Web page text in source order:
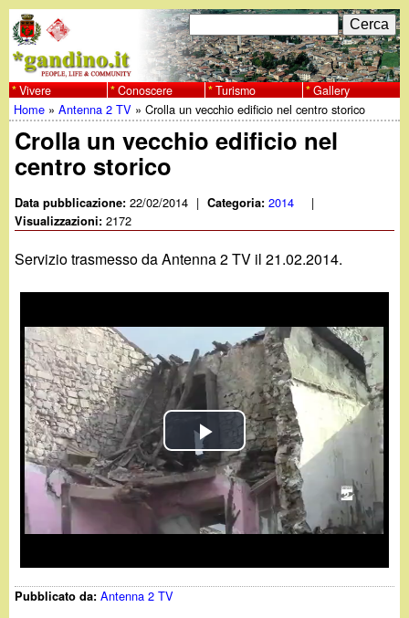
al
contenuto
principale
w
w
w
.
a
n
d
n
o
.
F
o
r
m
i
r
i
c
e
r
c
a
C
e
r
c
a
Vivere Conoscere Turismo Gallery
Tu
sei
qui
Home »Antenna 2 TV »Crolla un vecchio edificio nel centro storico
Crolla un vecchio edificio nel
centro storico
Data pubblicazione:22/02/2014 | Categoria:2014 |
Visualizzazioni:2172
Servizio trasmesso da Antenna 2 TV il 21.02.2014.
P
l
a
y
Pubblicato da:Antenna 2 TV